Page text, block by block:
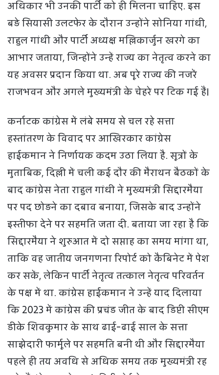
अधिकार भी उनकी पार्टी को ही मिलना चाहिए. इस
बड़े सियासी उलटफेर के दौरान उन्होंने सोनिया गांधी,
राहुल गांधी और पार्टी अध्यक्ष मल्लिकार्जुन खरगे का
आभार जताया, जिन्होंने उन्हें राज्य का नेतृत्व करने का
यह अवसर प्रदान किया था. अब पूरे राज्य की नजरें
राजभवन और अगले मुख्यमंत्री के चेहरे पर टिक गई हैं।
कर्नाटक कांग्रेस में लंबे समय से चल रहे सत्ता
हस्तांतरण के विवाद पर आखिरकार कांग्रेस
हाईकमान ने निर्णायक कदम उठा लिया है. सूत्रों के
मुताबिक, दिल्ली में चली कई दौर की मैराथन बैठकों के
बाद कांग्रेस नेता राहुल गांधी ने मुख्यमंत्री सिद्दारमैया
पर पद छोड़ने का दबाव बनाया, जिसके बाद उन्होंने
इस्तीफा देने पर सहमति जता दी. बताया जा रहा है कि
सिद्दारमैया ने शुरुआत में दो सप्ताह का समय मांगा था,
ताकि वह जातीय जनगणना रिपोर्ट को कैबिनेट में पेश
कर सकें, लेकिन पार्टी नेतृत्व तत्काल नेतृत्व परिवर्तन
के पक्ष में था. कांग्रेस हाईकमान ने उन्हें याद दिलाया
कि 2023 में कांग्रेस की प्रचंड जीत के बाद डिप्टी सीएम
डीके शिवकुमार के साथ ढाई-ढाई साल के सत्ता
साझेदारी फार्मूले पर सहमति बनी थी और सिद्दारमैया
पहले ही तय अवधि से अधिक समय तक मुख्यमंत्री रह